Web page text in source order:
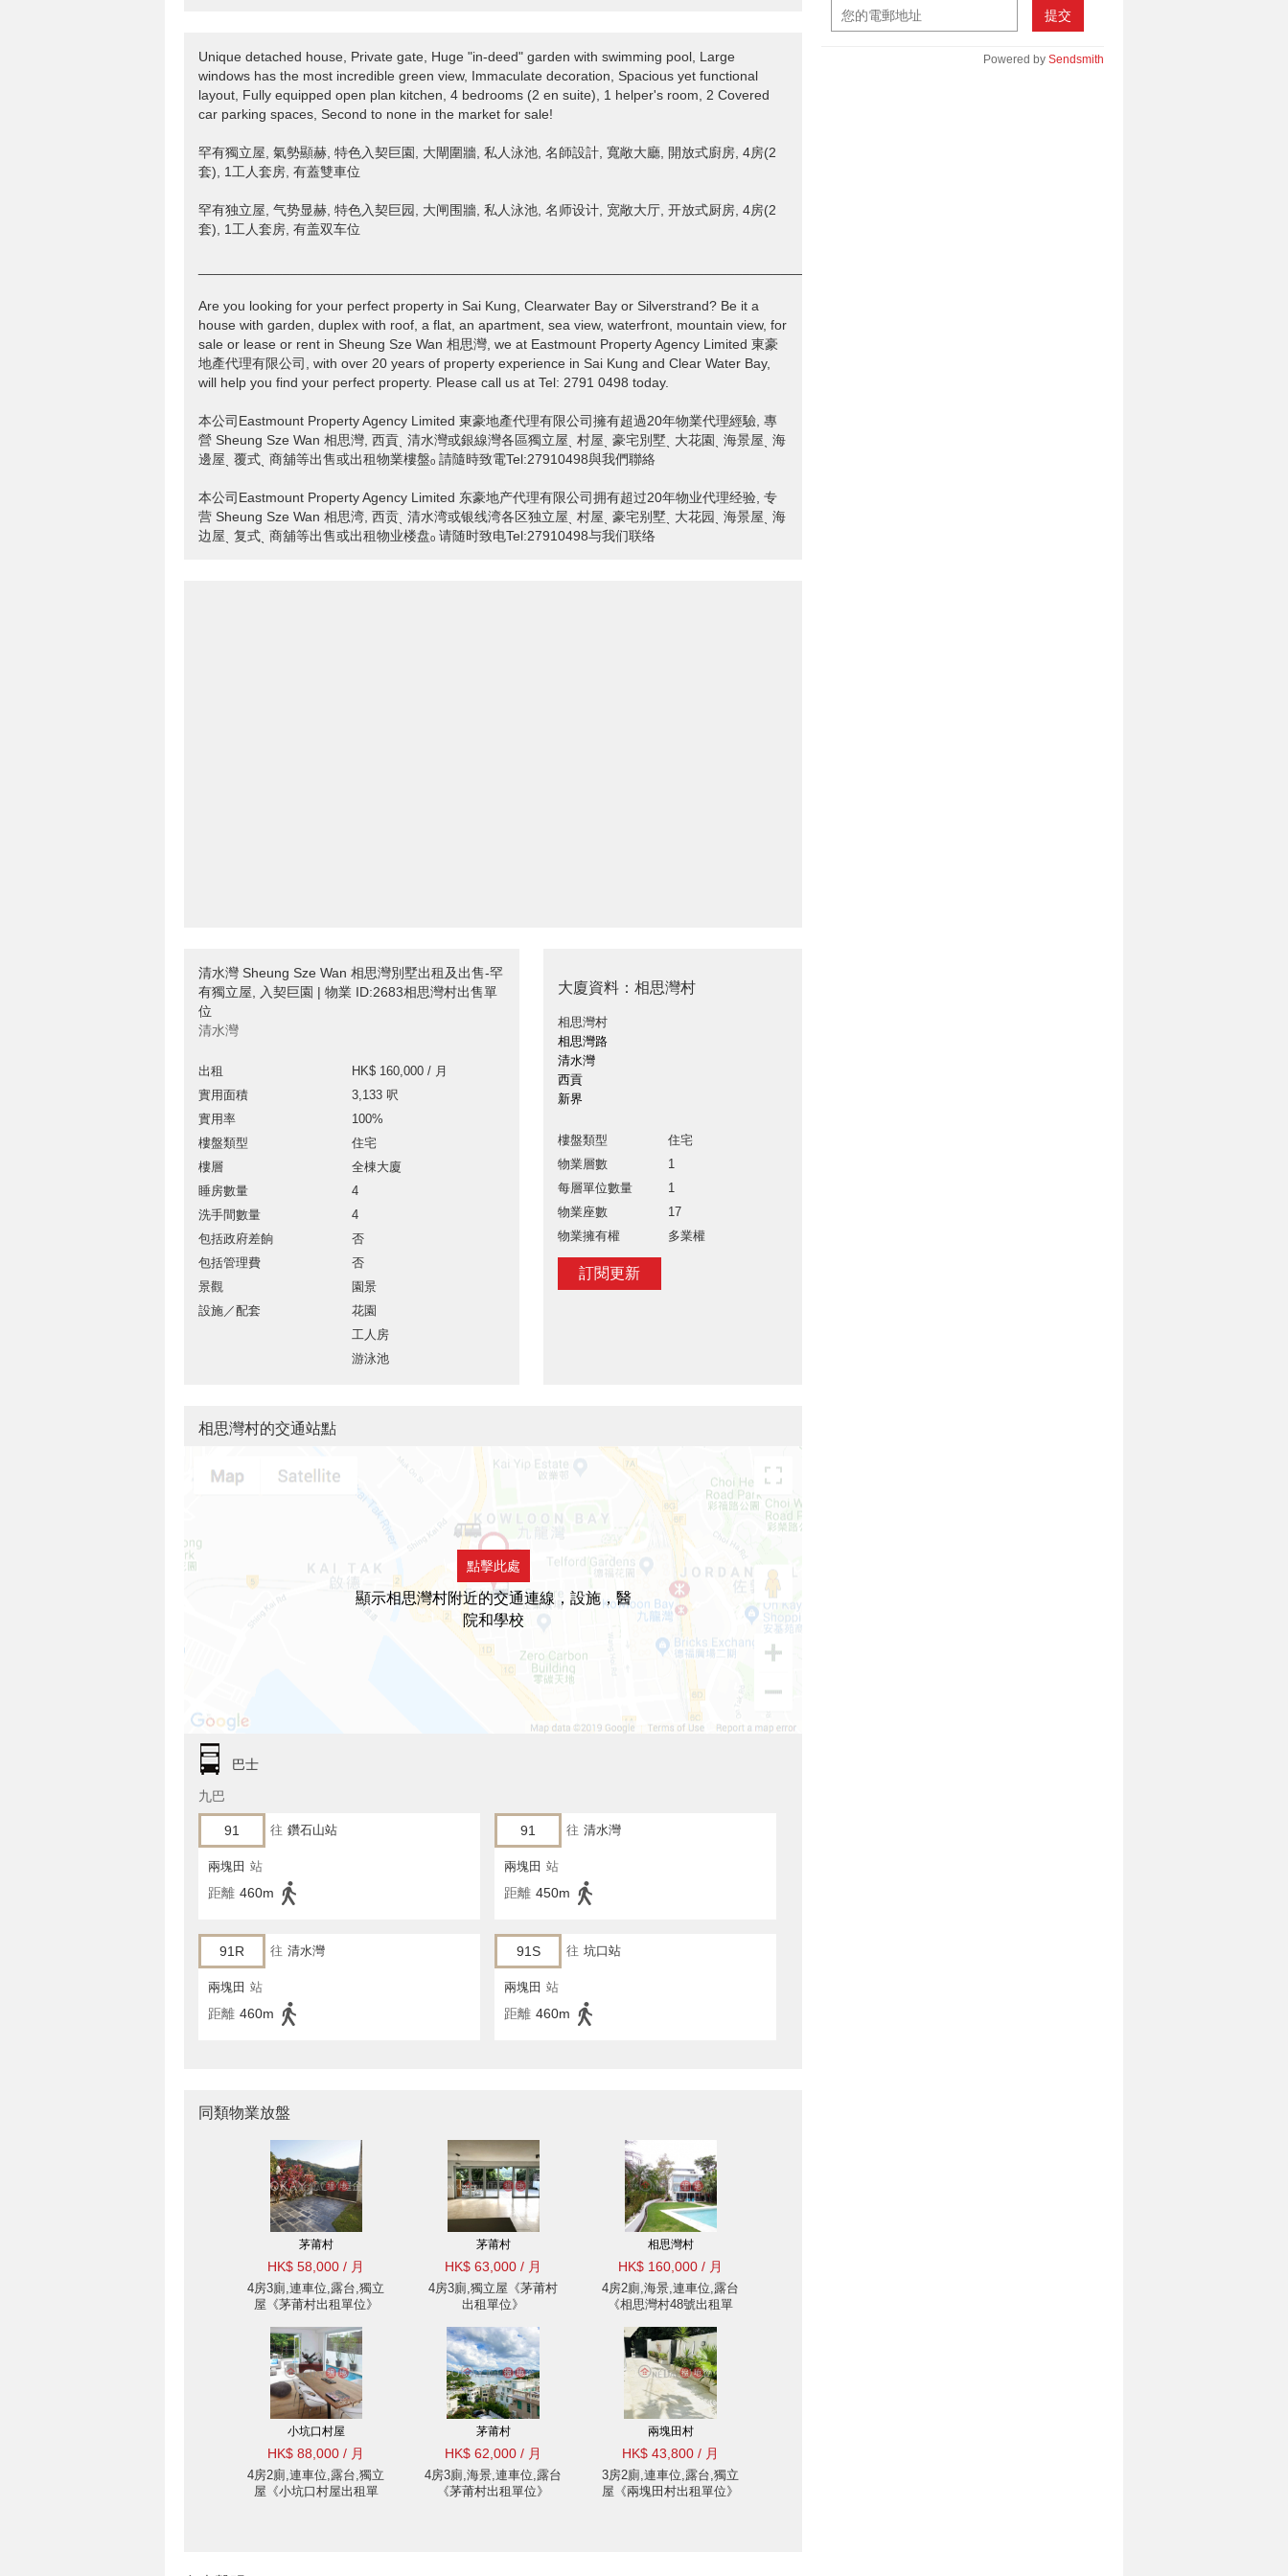
Unique detached house, Private gate, Huge "in-deed" garden with swimming pool, Large
windows has the most incredible green view, Immaculate decoration, Spacious yet functional
layout, Fully equipped open plan kitchen, 4 bedrooms (2 en suite), 1 helper's room, 2 Covered
car parking spaces, Second to none in the market for sale!
罕有獨立屋, 氣勢顯赫, 特色入契巨園, 大閘圍牆, 私人泳池, 名師設計, 寬敞大廳, 開放式廚房, 4房(2
套), 1工人套房, 有蓋雙車位
罕有独立屋, 气势显赫, 特色入契巨园, 大闸围牆, 私人泳池, 名师设计, 宽敞大厅, 开放式厨房, 4房(2
套), 1工人套房, 有盖双车位
Are you looking for your perfect property in Sai Kung, Clearwater Bay or Silverstrand? Be it a
house with garden, duplex with roof, a flat, an apartment, sea view, waterfront, mountain view, for
sale or lease or rent in Sheung Sze Wan 相思灣, we at Eastmount Property Agency Limited 東豪
地產代理有限公司, with over 20 years of property experience in Sai Kung and Clear Water Bay,
will help you find your perfect property. Please call us at Tel: 2791 0498 today.
本公司Eastmount Property Agency Limited 東豪地產代理有限公司擁有超過20年物業代理經驗, 專
營 Sheung Sze Wan 相思灣, 西貢ˎ 清水灣或銀線灣各區獨立屋ˎ 村屋ˎ 豪宅別墅ˎ 大花園ˎ 海景屋ˎ 海
邊屋ˎ 覆式ˎ 商舖等出售或出租物業樓盤ₒ 請隨時致電Tel:27910498與我們聯絡
本公司Eastmount Property Agency Limited 东豪地产代理有限公司拥有超过20年物业代理经验, 专
营 Sheung Sze Wan 相思湾, 西贡ˎ 清水湾或银线湾各区独立屋ˎ 村屋ˎ 豪宅别墅ˎ 大花园ˎ 海景屋ˎ 海
边屋ˎ 复式ˎ 商舖等出售或出租物业楼盘ₒ 请随时致电Tel:27910498与我们联络
清水灣 Sheung Sze Wan 相思灣別墅出租及出售-罕
有獨立屋, 入契巨園 | 物業 ID:2683相思灣村出售單
位
清水灣
出租
HK$ 160,000 / 月
實用面積
3,133 呎
實用率
100%
樓盤類型
住宅
樓層
全棟大廈
睡房數量
4
洗手間數量
4
包括政府差餉
否
包括管理費
否
景觀
園景
設施／配套
花園
工人房
游泳池
大廈資料：相思灣村
相思灣村
相思灣路
清水灣
西貢
新界
樓盤類型
住宅
物業層數
1
每層單位數量
1
物業座數
17
物業擁有權
多業權
訂閱更新
提交
Powered by Sendsmith
相思灣村的交通站點
點擊此處
顯示相思灣村附近的交通連線，設施，醫
院和學校
巴士
九巴
91 往 鑽石山站
兩塊田 站
距離 460m
91 往 清水灣
兩塊田 站
距離 450m
91R 往 清水灣
兩塊田 站
距離 460m
91S 往 坑口站
兩塊田 站
距離 460m
同類物業放盤
茅莆村
HK$ 58,000 / 月
4房3廁,連車位,露台,獨立
屋《茅莆村出租單位》
茅莆村
HK$ 63,000 / 月
4房3廁,獨立屋《茅莆村
出租單位》
相思灣村
HK$ 160,000 / 月
4房2廁,海景,連車位,露台
《相思灣村48號出租單
小坑口村屋
HK$ 88,000 / 月
4房2廁,連車位,露台,獨立
屋《小坑口村屋出租單
茅莆村
HK$ 62,000 / 月
4房3廁,海景,連車位,露台
《茅莆村出租單位》
兩塊田村
HK$ 43,800 / 月
3房2廁,連車位,露台,獨立
屋《兩塊田村出租單位》